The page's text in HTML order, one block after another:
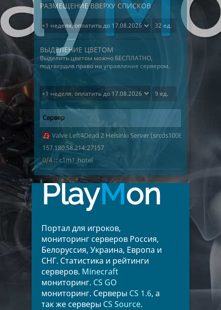
РАЗМЕЩЕНИЕ ВВЕРХУ СПИСКОВ
ВЫДЕЛЕНИЕ ЦВЕТОМ
Выделить цветом можно БЕСПЛАТНО,
подтвердив право на управление сервером.
Сервер
1394Valve Left4Dead 2 Helsinki Server (srcds1006-hel-
157.180.58.214:27157
0/4 :: c1m1_hotel
PlayMon
Портал для игроков,
мониторинг серверов Россия,
Белоруссия, Украина, Европа и
СНГ. Статистика и рейтинги
серверов. Minecraft
мониторинг. CS GO
мониторинг. Серверы CS 1.6, а
так же серверы CS Source.